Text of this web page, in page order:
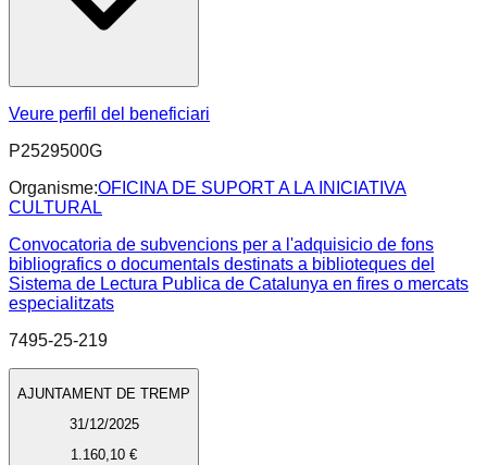
Veure perfil del beneficiari
P2529500G
Organisme:OFICINA DE SUPORT A LA INICIATIVA
CULTURAL
Convocatoria de subvencions per a l'adquisicio de fons
bibliografics o documentals destinats a biblioteques del
Sistema de Lectura Publica de Catalunya en fires o mercats
especialitzats
7495-25-219
AJUNTAMENT DE TREMP
31/12/2025
1.160,10 €